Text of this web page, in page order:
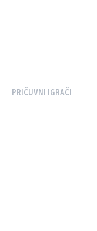
PRIČUVNI IGRAČI